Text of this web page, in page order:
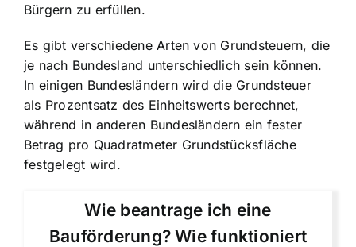
Bürgern zu erfüllen.
Es gibt verschiedene Arten von Grundsteuern, die
je nach Bundesland unterschiedlich sein können.
In einigen Bundesländern wird die Grundsteuer
als Prozentsatz des Einheitswerts berechnet,
während in anderen Bundesländern ein fester
Betrag pro Quadratmeter Grundstücksfläche
festgelegt wird.
Wie beantrage ich eine
Bauförderung? Wie funktioniert